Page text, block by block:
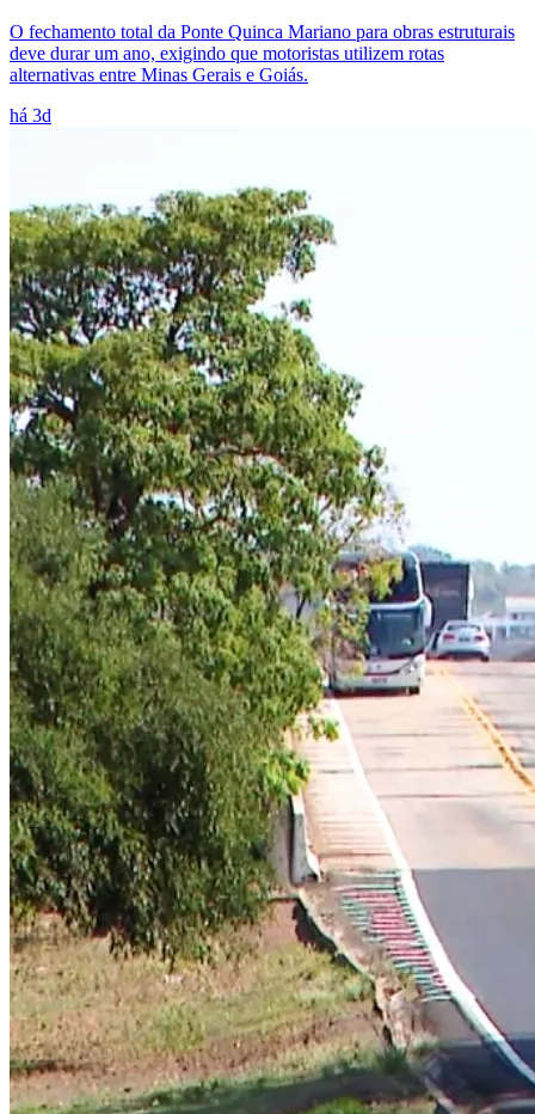
O fechamento total da Ponte Quinca Mariano para obras estruturais
deve durar um ano, exigindo que motoristas utilizem rotas
alternativas entre Minas Gerais e Goiás.
há 3d